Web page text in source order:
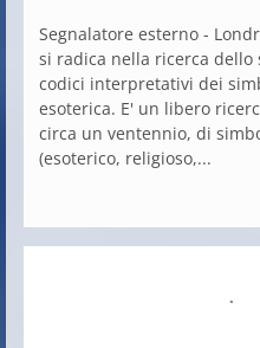
Segnalatore esterno -
si radica nella ricerca
codici interpretativi dei
esoterica. E' un libero
circa un ventennio, di
(esoterico, religioso,...